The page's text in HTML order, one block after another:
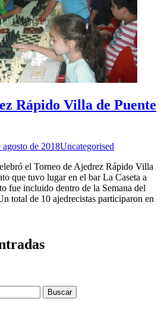
Rápido Villa de Puente
agosto de 2018Uncategorised
el Torneo de Ajedrez Rápido Villa
que tuvo lugar en el bar La Caseta a
fue incluido dentro de la Semana del
total de 10 ajedrecistas participaron en